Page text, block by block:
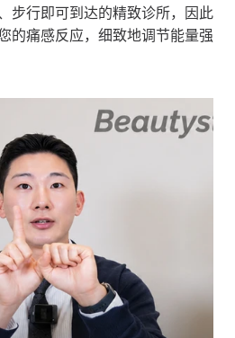
步行即可到达的精致诊所，因此
的痛感反应，细致地调节能量强